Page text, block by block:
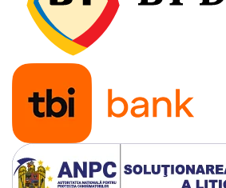
Franare Trotineta Electrica
Aparatori Noroi Trotineta Electrica
Electrice Diverse, Contacte,
Butoane
Lumini Trotinete Electrice
Piese Kugoo
Kukirin M4 MAX
Kukirin S1 MAX 2025-2026
KuKirin G2